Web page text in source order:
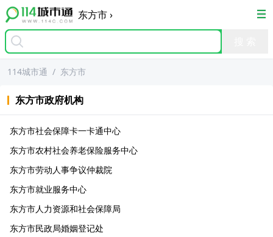
东方市›
114城市通 / 东方市
东方市政府机构
东方市社会保障卡一卡通中心
东方市农村社会养老保险服务中心
东方市劳动人事争议仲裁院
东方市就业服务中心
东方市人力资源和社会保障局
东方市民政局婚姻登记处